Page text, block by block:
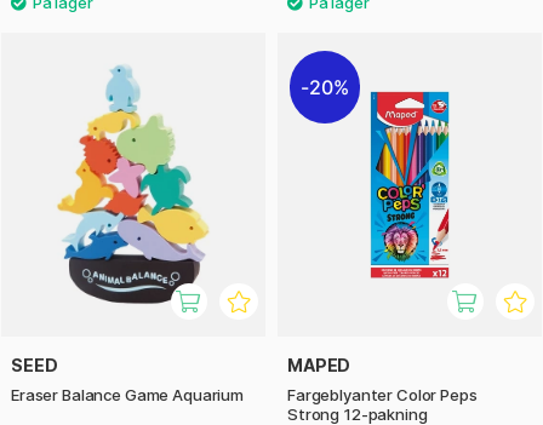
SEED
Eraser Balance Game Aquarium
20%
MAPED
Fargeblyanter Color Peps
Strong 12-pakning